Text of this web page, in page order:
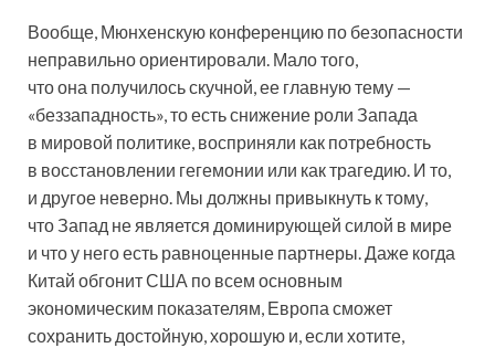
Вообще, Мюнхенскую конференцию по безопасности
неправильно ориентировали. Мало того,
что она получилось скучной, ее главную тему —
«беззападность», то есть снижение роли Запада
в мировой политике, восприняли как потребность
в восстановлении гегемонии или как трагедию. И то,
и другое неверно. Мы должны привыкнуть к тому,
что Запад не является доминирующей силой в мире
и что у него есть равноценные партнеры. Даже когда
Китай обгонит США по всем основным
экономическим показателям, Европа сможет
сохранить достойную, хорошую и, если хотите,